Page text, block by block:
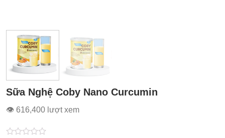
Sữa Nghệ Coby Nano Curcumin
👁 616,400 lượt xem